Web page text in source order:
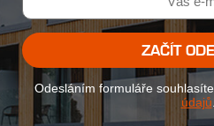
ZAČÍT
Odesláním formuláře
údajů.